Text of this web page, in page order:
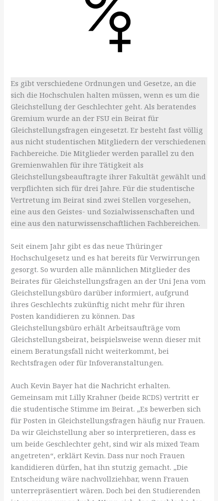
Es gibt verschiedene Ordnungen und Gesetze, an die
sich die Hochschulen halten müssen, wenn es um die
Gleichstellung der Geschlechter geht. Als beratendes
Gremium wurde an der FSU ein Beirat für
Gleichstellungsfragen eingesetzt. Er besteht fast völlig
aus nicht studentischen Mitgliedern der verschiedenen
Fachbereiche. Die Mitglieder werden parallel zu den
Gremienwahlen für ihre Tätigkeit als
Gleichstellungsbeauftragte ihrer Fakultät gewählt und
verpflichten sich für drei Jahre. Für die studentische
Vertretung im Beirat sind zwei Stellen vorgesehen,
eine aus den Geistes- und Sozialwissenschaften und
eine aus den naturwissenschaftlichen Fachbereichen.
Seit einem Jahr gibt es das neue Thüringer
Hochschulgesetz und es hat bereits für Verwirrungen
gesorgt. So wurden alle männlichen Mitglieder des
Beirates für Gleichstellungsfragen an der Uni Jena vom
Gleichstellungsbüro darüber informiert, aufgrund
ihres Geschlechts zukünftig nicht mehr für ihren
Posten kandidieren zu können. Das
Gleichstellungsbüro erhält Arbeitsaufträge vom
Gleichstellungsbeirat, beispielsweise wenn dieser mit
einem Beratungsfall nicht weiterkommt, bei
Rechtsfragen oder für Infoveranstaltungen.
Auch Kevin Bayer hat die Nachricht erhalten.
Gemeinsam mit Lilly Krahner (beide RCDS) vertritt er
die studentische Stimme im Beirat. „Es bewerben sich
für Posten in Gleichstellungsfragen häufig nur Frauen.
Da wir Gleichstellung aber so interpretieren, dass es
um beide Geschlechter geht, sind wir als mixed Team
angetreten“, erklärt Kevin. Dass nur noch Frauen
kandidieren dürfen, hat ihn stutzig gemacht. „Die
Entscheidung wäre nachvollziehbar, wenn Frauen
unterrepräsentiert wären. Doch bei den Studierenden